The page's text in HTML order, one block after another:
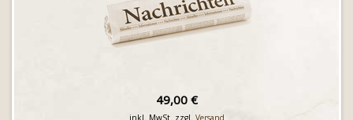
49,00 €
inkl. MwSt. zzgl. Versand